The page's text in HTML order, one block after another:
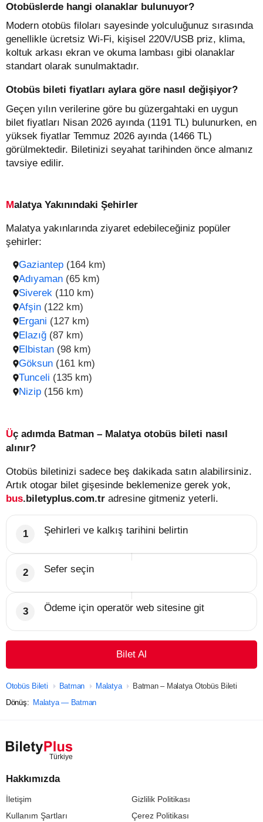
Otobüslerde hangi olanaklar bulunuyor?
Modern otobüs filoları sayesinde yolculuğunuz sırasında
genellikle ücretsiz Wi-Fi, kişisel 220V/USB priz, klima,
koltuk arkası ekran ve okuma lambası gibi olanaklar
standart olarak sunulmaktadır.
Otobüs bileti fiyatları aylara göre nasıl değişiyor?
Geçen yılın verilerine göre bu güzergahtaki en uygun
bilet fiyatları Nisan 2026 ayında (1191 TL) bulunurken, en
yüksek fiyatlar Temmuz 2026 ayında (1466 TL)
görülmektedir. Biletinizi seyahat tarihinden önce almanız
tavsiye edilir.
Malatya Yakınındaki Şehirler
Malatya yakınlarında ziyaret edebileceğiniz popüler
şehirler:
Gaziantep (164 km)
Elazığ (87 km)
Adıyaman (65 km)
Elbistan (98 km)
Siverek (110 km)
Göksun (161 km)
Afşin (122 km)
Tunceli (135 km)
Ergani (127 km)
Nizip (156 km)
Üç adımda Batman – Malatya otobüs bileti nasıl
alınır?
Otobüs biletinizi sadece beş dakikada satın alabilirsiniz.
Artık otogar bilet gişesinde beklemenize gerek yok,
bus.biletyplus.com.tr adresine gitmeniz yeterli.
Şehirleri ve kalkış tarihini belirtin
Sefer seçin
Ödeme için operatör web sitesine git
Bilet Al
Otobüs Bileti Batman Malatya
Batman – Malatya Otobüs Bileti
Dönüş: Malatya — Batman
Hakkımızda
İletişim
Gizlilik Politikası
Kullanım Şartları
Çerez Politikası